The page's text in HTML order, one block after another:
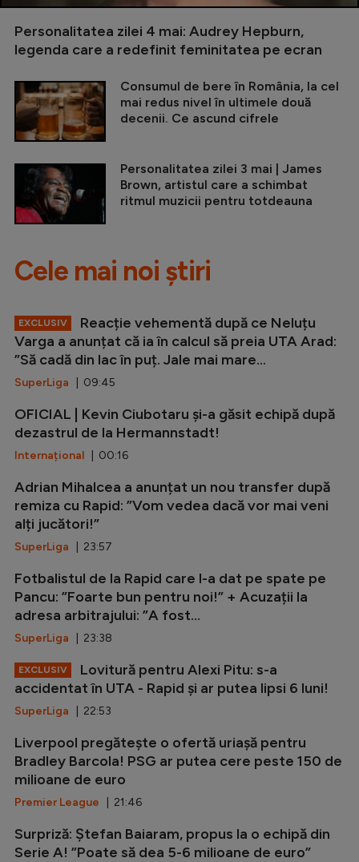
Personalitatea zilei 4 mai: Audrey Hepburn,
legenda care a redefinit feminitatea pe ecran
Consumul de bere în România, la cel
mai redus nivel în ultimele două
decenii. Ce ascund cifrele
Personalitatea zilei 3 mai | James
Brown, artistul care a schimbat
ritmul muzicii pentru totdeauna
Cele mai noi știri
EXCLUSIV
Reacție vehementă după ce Neluțu
Varga a anunțat că ia în calcul să preia UTA Arad:
”Să cadă din lac în puț. Jale mai mare...
SuperLiga | 09:45
OFICIAL | Kevin Ciubotaru și-a găsit echipă după
dezastrul de la Hermannstadt!
Internațional | 00:16
Adrian Mihalcea a anunțat un nou transfer după
remiza cu Rapid: ”Vom vedea dacă vor mai veni
alți jucători!”
SuperLiga | 23:57
Fotbalistul de la Rapid care l-a dat pe spate pe
Pancu: ”Foarte bun pentru noi!” + Acuzații la
adresa arbitrajului: ”A fost...
SuperLiga | 23:38
EXCLUSIV
Lovitură pentru Alexi Pitu: s-a
accidentat în UTA - Rapid și ar putea lipsi 6 luni!
SuperLiga | 22:53
Liverpool pregătește o ofertă uriașă pentru
Bradley Barcola! PSG ar putea cere peste 150 de
milioane de euro
Premier League | 21:46
Surpriză: Ștefan Baiaram, propus la o echipă din
Serie A! ”Poate să dea 5-6 milioane de euro”